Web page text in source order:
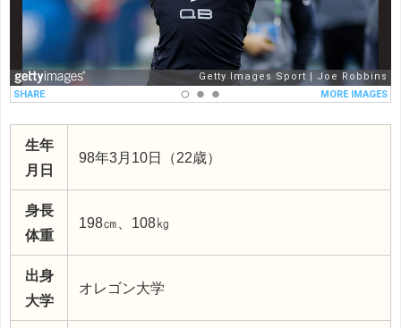
生年
月日
98年3月10日（22歳）
身長
体重
198㎝、108㎏
出身
大学
オレゴン大学